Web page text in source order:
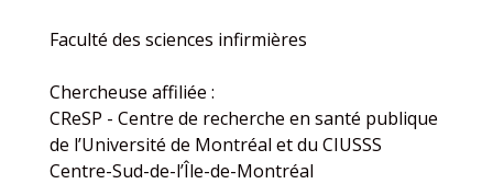
Faculté des sciences infirmières
Chercheuse affiliée :
CReSP - Centre de recherche en santé publique
de l’Université de Montréal et du CIUSSS
Centre-Sud-de-l’Île-de-Montréal